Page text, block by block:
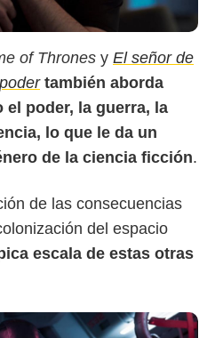
of Thrones y El señor de
también aborda
poder, la guerra, la
lo que le da un
de la ciencia ficción.
de las consecuencias
del espacio
escala de estas otras